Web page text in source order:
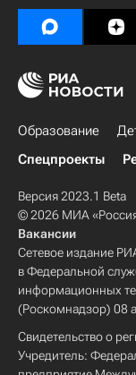
Образование
Спецпроекты
Версия 2023.1 Beta
© 2026 МИА
Вакансии
Сетевое издание
в Федеральной
информационных
(Роскомнадзор) 08
Свидетельство о
Учредитель: